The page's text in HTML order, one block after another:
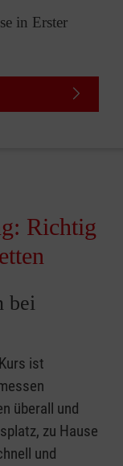
in Erster
Richtig
bei
ist
überall und
zu Hause
und